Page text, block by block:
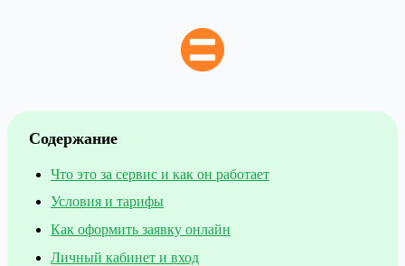
Содержание
Что это за сервис и как он работает
Условия и тарифы
Как оформить заявку онлайн
Личный кабинет и вход